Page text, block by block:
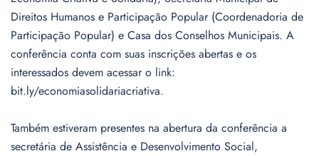
Direitos Humanos e Participação Popular (Coordenadoria de
Participação Popular) e Casa dos Conselhos Municipais. A
conferência conta com suas inscrições abertas e os
interessados devem acessar o link:
bit.ly/economiasolidariacriativa.
Também estiveram presentes na abertura da conferência a
secretária de Assistência e Desenvolvimento Social,